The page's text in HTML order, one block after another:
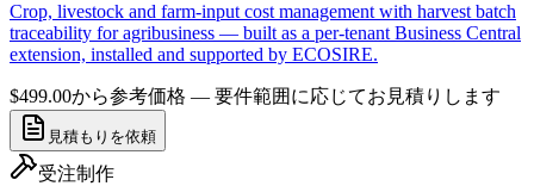
Crop, livestock and farm-input cost management with harvest batch
traceability for agribusiness — built as a per-tenant Business Central
extension, installed and supported by ECOSIRE.
$499.00から参考価格 — 要件範囲に応じてお見積りします
見積もりを依頼
受注制作